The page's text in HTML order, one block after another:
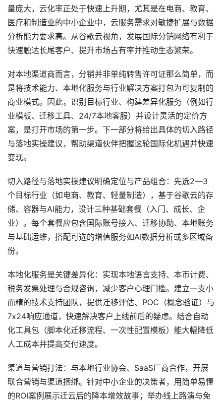
量庞大，云化率正处于快速上升期，尤其是在电商、教育、
医疗和制造业的中小企业中，云服务需求对敏捷扩展与数据
分析能力要求高。从谷歌云视角，发展国际分销网络有利于
快速触达长尾客户、提升市场占有率并推动生态繁荣。
对本地渠道商而言，分销并非单纯转售许可证那么简单，而
是将技术能力、本地化服务与行业解决方案打包为可复制的
商业模式。因此，识别目标行业、构建差异化服务（例如行
业模板、迁移工具、24/7本地客服）并设计灵活的定价方
案，是打开市场的第一步。下一部分将给出具体的切入路径
与落地实操建议，帮助渠道伙伴把握这轮国际化机遇并快速
变现。
切入路径与落地实操建议明确定位与产品组合：先选2—3
个目标行业（如电商、教育、轻量制造），基于谷歌云的存
储、容器与AI能力，设计三种基础套餐（入门、成长、企
业）。每个套餐应包含国际账号接入、迁移协助、本地账务
与基础运维，搭配可选的增值服务如AI数据分析或多区域备
份。
本地化服务是关键差异化：实现本地语言支持、本币计费、
税务发票处理与合规咨询，减少客户心理门槛。建立一支小
而精的技术支持团队，提供迁移评估、POC（概念验证）与
7x24响应通道，快速解决客户上线前后的疑虑。结合自动
化工具包（脚本化迁移流程、一次性配置模板）能大幅降低
人工成本并提高交付速度。
渠道与营销打法：与本地行业协会、SaaS厂商合作，开展
联合营销与渠道捆绑。针对中小企业的决策者，用简单易懂
的ROI案例展示迁云后的降本增效故事；举办线上路演与免